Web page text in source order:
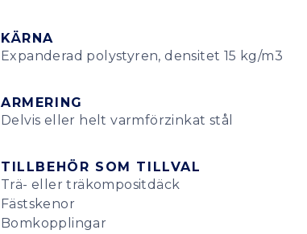
KÄRNA
Expanderad polystyren, densitet 15 kg/m3
ARMERING
Delvis eller helt varmförzinkat stål
TILLBEHÖR SOM TILLVAL
Trä- eller träkompositdäck
Fästskenor
Bomkopplingar